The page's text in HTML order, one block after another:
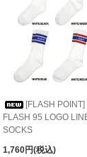
[FLASH POINT]
FLASH 95 LOGO
SOCKS
1,760円(税込)